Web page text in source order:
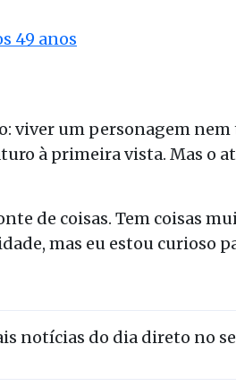
49 anos
viver um personagem
à primeira vista. Mas o
de coisas. Tem coisas
mas eu estou curioso
notícias do dia direto no